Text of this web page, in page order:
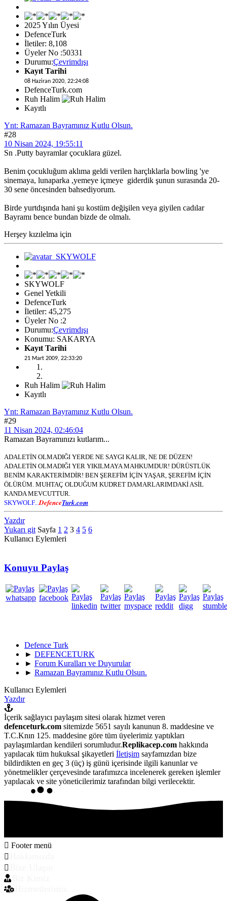
2025 Yılın Üyesi
DefenceTurk
İletiler: 8,108
Üyeler No :50331
Durumu:Çevrimdışı
Kayıt Tarihi
08 Haziran 2020, 22:24:08
DefenceTurk.com
Ruh Halim
Kayıtlı
Ynt: Ramazan Bayramınız Kutlu Olsun.
#28
10 Nisan 2024, 19:55:11
Sn .Putty bayramlar çocuklara güzel.
Benim çocukluğum aklıma geldi verilen harçlıklarla bowling 'ye
sinemaya, lunaparka ,yemeye içmeye giderdik şunun surasında 20-
30 sene öncesinden bahsediyorum.
Birde yurtdışında hani şu kostüm değişilen veya giyilen cadılar
Bayramı bence bundan bizde de olmalı.
Herşey kızılelma için
SKYWOLF
Genel Yetkili
DefenceTurk
İletiler: 45,275
Üyeler No :2
Durumu:Çevrimdışı
Konumu: SAKARYA
Kayıt Tarihi
21 Mart 2009, 22:33:20
Ruh Halim
Kayıtlı
Ynt: Ramazan Bayramınız Kutlu Olsun.
#29
11 Nisan 2024, 02:46:04
Ramazan Bayramınızı kutlarım...
ADALETİN OLMADIĞI YERDE NE SAYGI KALIR, NE DE DÜZEN!
ADALETİN OLMADIĞI YER YIKILMAYA MAHKUMDUR! DÜRÜSTLÜK
BENİM KARAKTERİMDİR! BEN ŞEREFİM İÇİN YAŞAR, ŞEREFİM İÇİN
ÖLÜRÜM. MUHTAÇ OLDUĞUM KUDRET DAMARLARIMDAKİ ASİL
KANDA MEVCUTTUR.
SKYWOLF... DefenceTurk.com
Yazdır
Yukarı git Sayfa 1 2 3 4 5 6
Kullanıcı Eylemleri
Konuyu Paylaş
Defence Turk
► DEFENCETURK
► Forum Kuralları ve Duyurular
► Ramazan Bayramınız Kutlu Olsun.
Kullanıcı Eylemleri
Yazdır
İçerik sağlayıcı paylaşım sitesi olarak hizmet veren
defenceturk.com sitemizde 5651 sayılı kanunun 8. maddesine ve
T.C.Knın 125. maddesine göre tüm üyelerimiz yaptıkları
paylaşımlardan kendileri sorumludur.Replikacep.com hakkında
yapılacak tüm hukuksal şikayetleri İletişim sayfamızdan bize
bildirdikten en geç 3 (üç) iş günü içerisinde ilgili kanunlar ve
yönetmelikler çerçevesinde tarafımızca incelenerek gereken işlemler
yapılacak ve site yöneticilerimiz tarafından bilgi verilecektir.
Footer menü